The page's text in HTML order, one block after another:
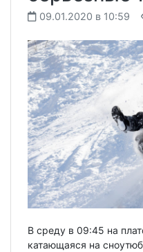
09.01.2020 в 10:59
В среду в 09:45 на
катающаяся на